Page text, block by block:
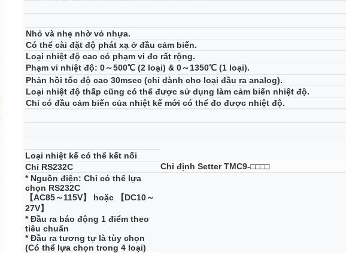
Nhỏ và nhẹ nhờ vỏ nhựa.
Có thể cài đặt độ phát xạ ở đầu cảm biến.
Loại nhiệt độ cao có phạm vi đo rất rộng.
Phạm vi nhiệt độ: 0～500℃ (2 loại) & 0～1350℃ (1 loại).
Phản hồi tốc độ cao 30msec (chỉ dành cho loại đầu ra analog).
Loại nhiệt độ thấp cũng có thể được sử dụng làm cảm biến nhiệt độ.
Chỉ có đầu cảm biến của nhiệt kế mới có thể đo được nhiệt độ.
Loại nhiệt kế có thể kết nối
Chỉ RS232C
Chỉ định Setter TMC9-□□□□
* Nguồn điện: Chỉ có thể lựa
chọn RS232C
【AC85～115V】 hoặc 【DC10～
27V】
* Đầu ra báo động 1 điểm theo
tiêu chuẩn
* Đầu ra tương tự là tùy chọn
(Có thể lựa chọn trong 4 loại)